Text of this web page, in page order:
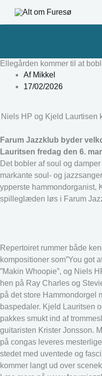
Ellegården kommer til at
AfMikkel
17/02/2026
Niels HP og Kjeld Laurtisen
Farum Jazzklub byder
Lauritsen fredag den 6.
Det bobler af soul og
markante soul- og
ypperste hammondorganist,
spilleglæden løs i Farum
Repertoiret rummer både
kompositioner som”You got
”Makin Whoopie”, og Niels
hen på Ray Charles og
på det store Hammondorgel
baspedaler. Kjeld Lauritsen
pakkes smukt ind af
guitaristen Krister Jonsson.
på congas leveres
stedet med uventede og
kommer langt ud over